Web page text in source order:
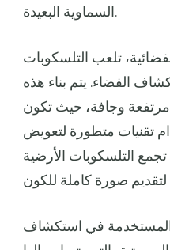
السماوية البعيدة.
تلعب التلسكوبات
الفضاء. يتم بناء هذه
وجافة، حيث تكون
تقنيات متطورة لتعويض
تجمع التلسكوبات الأرضية
المستخدمة في استكشاف